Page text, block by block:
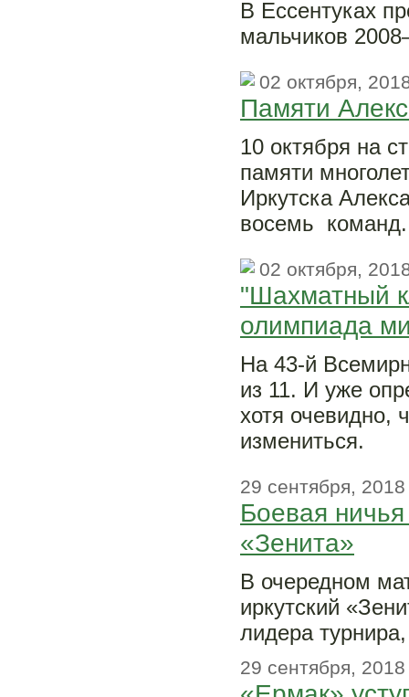
В Ессентуках
мальчиков
02 октября,
Памяти
10 октября на
памяти
Иркутска
восемь команд.
02 октября,
"Шахматный
олимпиада
На 43-й
из 11. И уже
хотя очевидно,
измениться.
29 сентября, 2018
Боевая
«Зенита»
В очередном
иркутский
лидера
29 сентября, 2018